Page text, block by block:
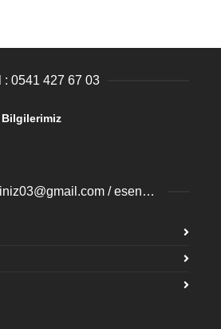
: 0541 427 67 03
email: baskiciniz03@gmail.com / esenyurtbaski@gmail.com